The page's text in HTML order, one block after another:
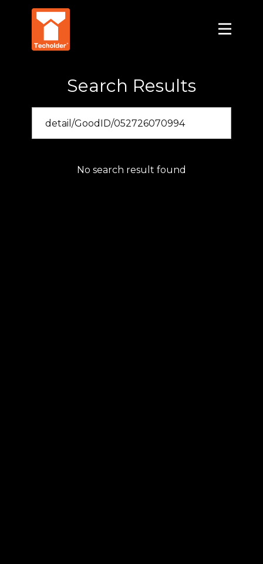
Search Results
No search result found